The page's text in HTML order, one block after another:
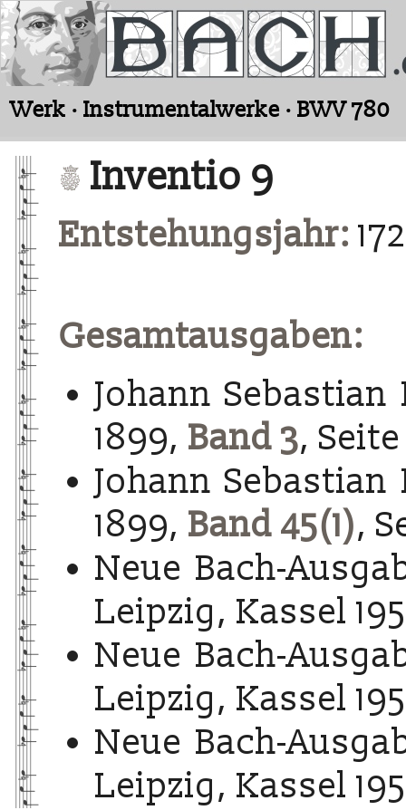
Werk · Instrumentalwerke · BWV 780
Inventio 9
Entstehungsjahr:
Gesamtausgaben:
Johann Sebastian
1899, Band 3, Seite
Johann Sebastian
1899, Band 45(1),
Neue Bach-
Leipzig, Kassel
Neue Bach-
Leipzig, Kassel
Neue Bach-
Leipzig, Kassel